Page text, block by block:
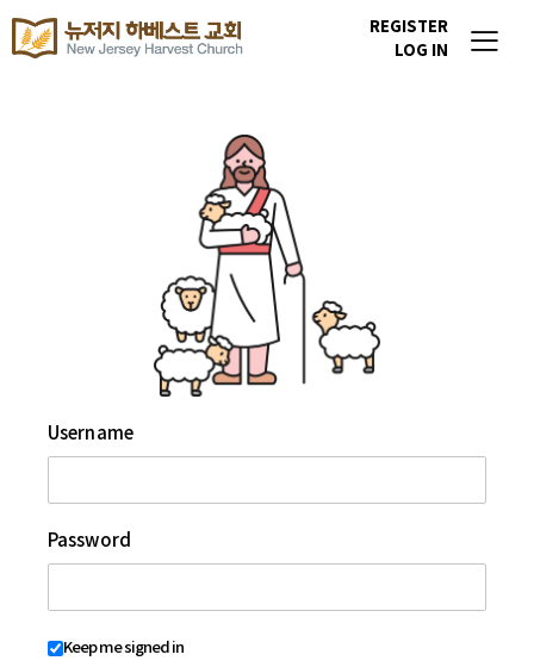
REGISTER
LOG IN
Username
Password
Keep me signed in